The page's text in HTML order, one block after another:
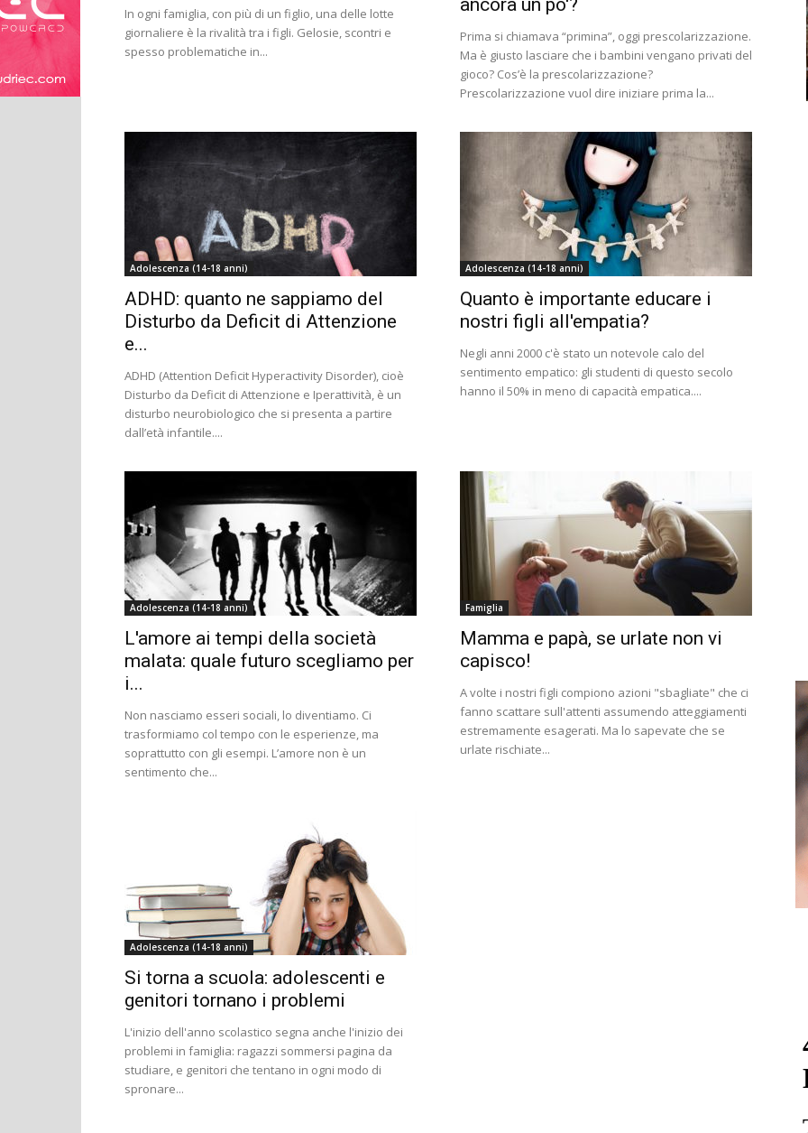
In ogni famiglia, con più di un figlio, una delle lotte
giornaliere è la rivalità tra i figli. Gelosie, scontri e
spesso problematiche in...
ancora un po'?
Prima si chiamava “primina”, oggi prescolarizzazione.
Ma è giusto lasciare che i bambini vengano privati del
gioco? Cos’è la prescolarizzazione?
Prescolarizzazione vuol dire iniziare prima la...
Adolescenza (14-18 anni)
ADHD: quanto ne sappiamo del
Disturbo da Deficit di Attenzione
e...
ADHD (Attention Deficit Hyperactivity Disorder), cioè
Disturbo da Deficit di Attenzione e Iperattività, è un
disturbo neurobiologico che si presenta a partire
dall’età infantile....
Adolescenza (14-18 anni)
Quanto è importante educare i
nostri figli all'empatia?
Negli anni 2000 c'è stato un notevole calo del
sentimento empatico: gli studenti di questo secolo
hanno il 50% in meno di capacità empatica....
Adolescenza (14-18 anni)
L'amore ai tempi della società
malata: quale futuro scegliamo per
i...
Non nasciamo esseri sociali, lo diventiamo. Ci
trasformiamo col tempo con le esperienze, ma
soprattutto con gli esempi. L’amore non è un
sentimento che...
Famiglia
Mamma e papà, se urlate non vi
capisco!
A volte i nostri figli compiono azioni "sbagliate" che ci
fanno scattare sull'attenti assumendo atteggiamenti
estremamente esagerati. Ma lo sapevate che se
urlate rischiate...
Adolescenza (14-18 anni)
Si torna a scuola: adolescenti e
genitori tornano i problemi
L'inizio dell'anno scolastico segna anche l'inizio dei
problemi in famiglia: ragazzi sommersi pagina da
studiare, e genitori che tentano in ogni modo di
spronare...